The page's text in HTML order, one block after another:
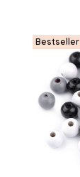
Bestseller